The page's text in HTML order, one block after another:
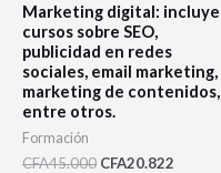
Marketing digital: incluye
cursos sobre SEO,
publicidad en redes
sociales, email marketing,
marketing de contenidos,
entre otros.
Formación
CFA45.000 CFA20.822